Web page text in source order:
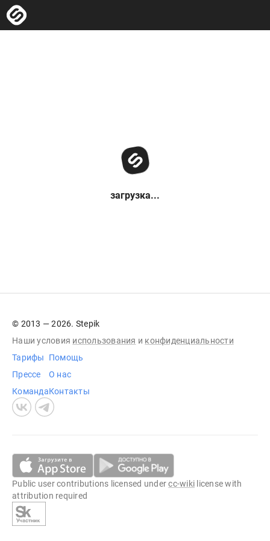
загрузка...
© 2013 — 2026. Stepik
Наши условия использования и конфиденциальности
Тарифы
Прессе
Команда
Помощь
О нас
Контакты
Public user contributions licensed undercc-wiki license with
attribution required